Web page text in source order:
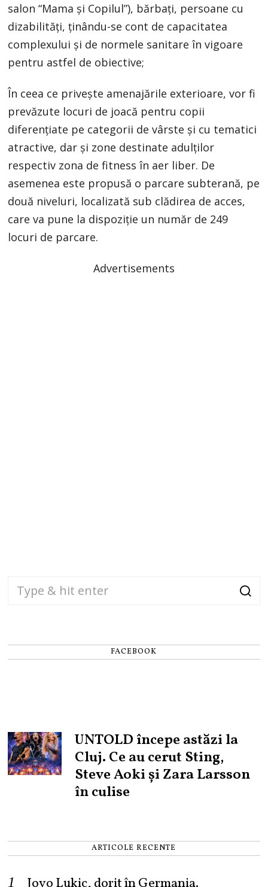
salon “Mama și Copilul”), bărbați, persoane cu
dizabilități, ținându-se cont de capacitatea
complexului și de normele sanitare în vigoare
pentru astfel de obiective;
În ceea ce privește amenajările exterioare, vor fi
prevăzute locuri de joacă pentru copii
diferențiate pe categorii de vârste și cu tematici
atractive, dar și zone destinate adulților
respectiv zona de fitness în aer liber. De
asemenea este propusă o parcare subterană, pe
două niveluri, localizată sub clădirea de acces,
care va pune la dispoziție un număr de 249
locuri de parcare.
Advertisements
FACEBOOK
UNTOLD începe astăzi la
Cluj. Ce au cerut Sting,
Steve Aoki și Zara Larsson
în culise
ARTICOLE RECENTE